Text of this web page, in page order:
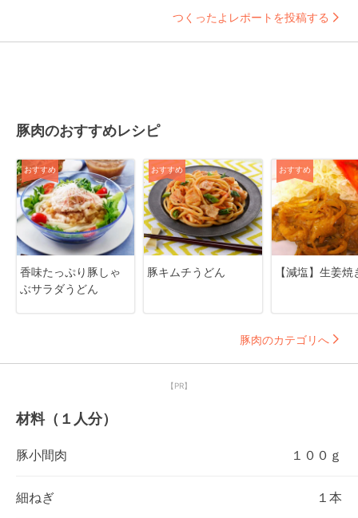
つくったよレポートを投稿する
豚肉のおすすめレシピ
おすすめ
香味たっぷり豚しゃ
ぶサラダうどん
おすすめ
豚キムチうどん
おすすめ
【減塩】生姜焼
豚肉のカテゴリへ
【PR】
材料（１人分）
豚小間肉 １００ｇ
細ねぎ １本